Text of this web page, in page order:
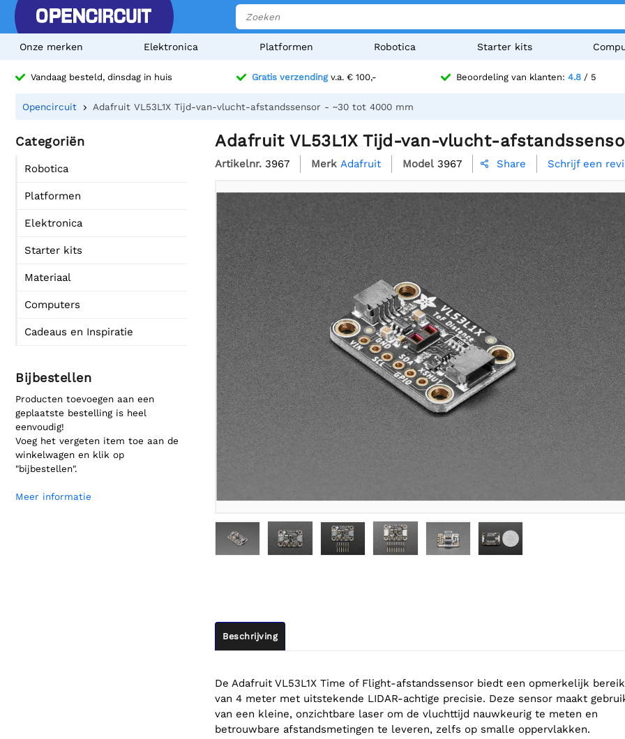
Onze merken Elektronica Platformen Robotica Starter kits
Vandaag besteld, dinsdag in huis Gratis verzendingv.a. € 100,- Beoordeling van klanten: 4.8 / 5
Opencircuit Adafruit VL53L1X Tijd-van-vlucht-afstandssensor - ~30 tot 4000 mm
Categoriën
Robotica
Platformen
Elektronica
Starter kits
Materiaal
Computers
Cadeaus en Inspiratie
Bijbestellen
Producten toevoegen aan een
geplaatste bestelling is heel
eenvoudig!
Voeg het vergeten item toe aan de
winkelwagen en klik op
"bijbestellen".
Meer informatie
Adafruit VL53L1X Tijd-van-vlucht-
Artikelnr. 3967 Merk Adafruit Model 3967  Share Schrijf een
Beschrijving
De Adafruit VL53L1X Time of Flight-afstandssensor biedt een opmerkelijk bereik
van 4 meter met uitstekende LIDAR-achtige precisie. Deze sensor maakt
van een kleine, onzichtbare laser om de vluchttijd nauwkeurig te meten en
betrouwbare afstandsmetingen te leveren, zelfs op smalle oppervlakken.